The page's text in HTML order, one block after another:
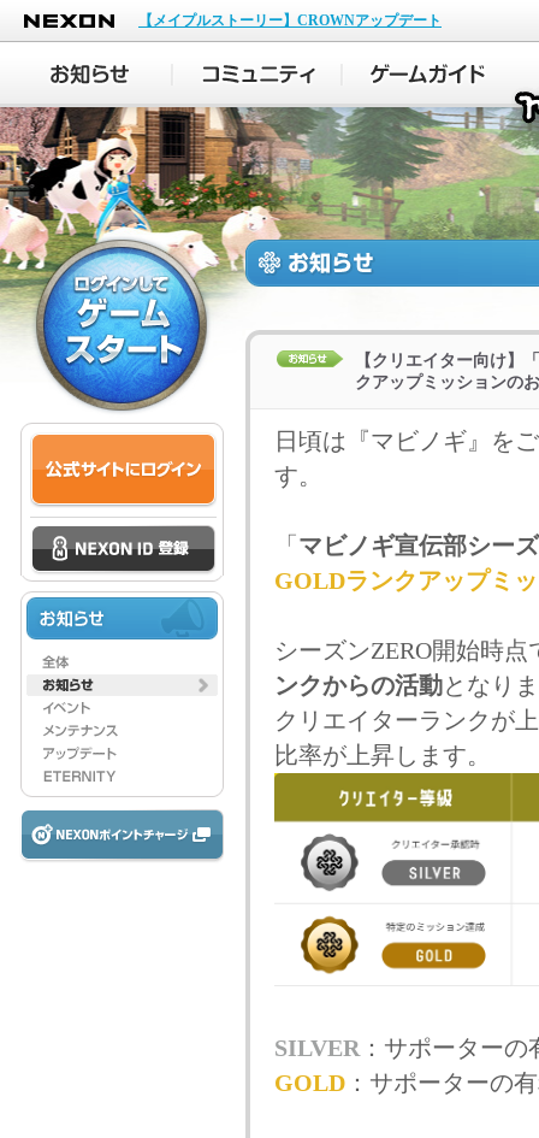
NEXON
【メイプルストーリー】CROWNアップデート
【クリエイター向け】
クアップミッションの
日頃は『マビノギ』を
す。
「 マビノギ宣伝部シー
GOLDランクアップミ
シーズンZERO開始時点
ンクからの活動となり
クリエイターランクが
比率が上昇します。
SILVER：サポーターの
GOLD：サポーターの